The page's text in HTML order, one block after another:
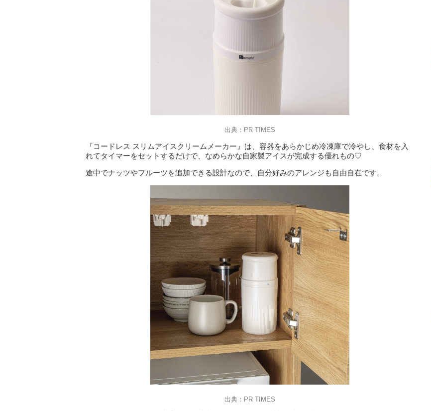
出典：PR TIMES
『コードレス スリムアイスクリームメーカー』は、容器をあらかじめ冷凍庫で冷やし、食材を入
れてタイマーをセットするだけで、なめらかな自家製アイスが完成する優れもの♡
途中でナッツやフルーツを追加できる設計なので、自分好みのアレンジも自由自在です。
出典：PR TIMES